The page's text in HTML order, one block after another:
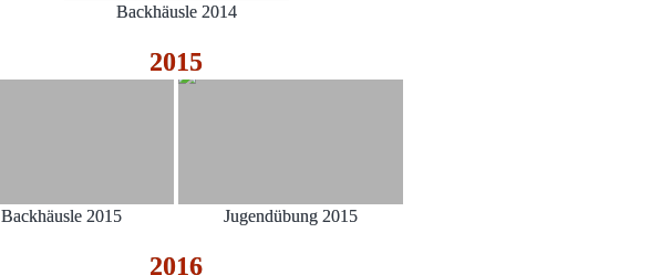
Backhäusle 2014
2015
Backhäusle 2015 Jugendübung 2015
2016